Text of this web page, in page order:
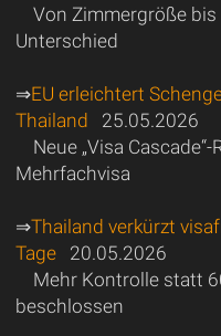
Von Zimmergröße bis
Unterschied
⇒EU erleichtert
Thailand 25.05.2026
Neue „Visa
Mehrfachvisa
⇒Thailand verkürzt
Tage20.05.2026
Mehr Kontrolle statt
beschlossen